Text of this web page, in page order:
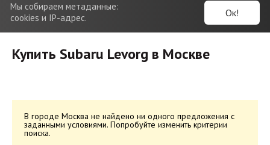
Мы собираем метаданные:
cookies и IP-адрес.
Ок!
Купить Subaru Levorg в Москве
В городе Москва не найдено ни одного предложения с
заданными условиями. Попробуйте изменить критерии
поиска.